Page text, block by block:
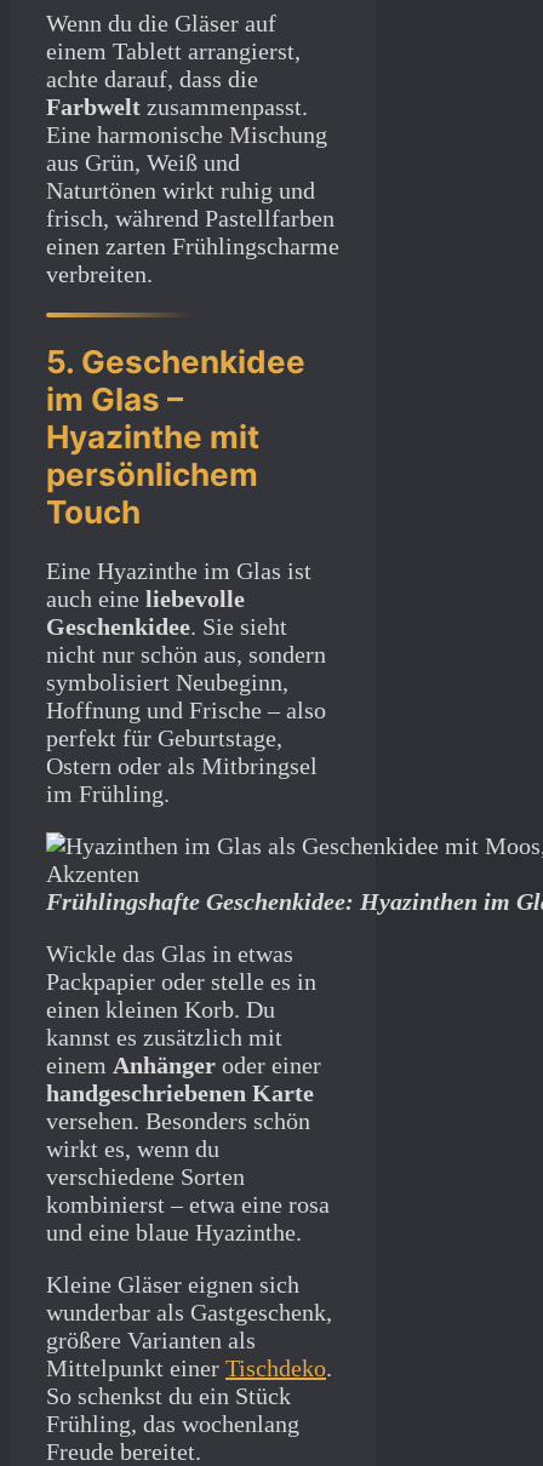
Wenn du die Gläser auf
einem Tablett arrangierst,
achte darauf, dass die
Farbwelt zusammenpasst.
Eine harmonische Mischung
aus Grün, Weiß und
Naturtönen wirkt ruhig und
frisch, während Pastellfarben
einen zarten Frühlingscharme
verbreiten.
5. Geschenkidee
im Glas –
Hyazinthe mit
persönlichem
Touch
Eine Hyazinthe im Glas ist
auch eine liebevolle
Geschenkidee. Sie sieht
nicht nur schön aus, sondern
symbolisiert Neubeginn,
Hoffnung und Frische – also
perfekt für Geburtstage,
Ostern oder als Mitbringsel
im Frühling.
Frühlingshafte Geschenkidee: Hyazinthen im
Wickle das Glas in etwas
Packpapier oder stelle es in
einen kleinen Korb. Du
kannst es zusätzlich mit
einem Anhänger oder einer
handgeschriebenen Karte
versehen. Besonders schön
wirkt es, wenn du
verschiedene Sorten
kombinierst – etwa eine rosa
und eine blaue Hyazinthe.
Kleine Gläser eignen sich
wunderbar als Gastgeschenk,
größere Varianten als
Mittelpunkt einer Tischdeko.
So schenkst du ein Stück
Frühling, das wochenlang
Freude bereitet.